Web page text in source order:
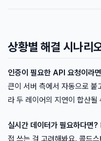
상황별 해결 시나리
인증이 필요한 API 요청이라
큰이 서버 측에서 자동으로
라 두 레이어의 지연이 합산
실시간 데이터가 필요하다면?
접 쓰는 걸 고려해봐요. 콜드